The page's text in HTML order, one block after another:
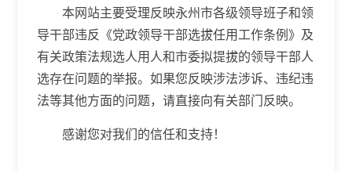
本网站主要受理反映永州市各级领导班子和领
导干部违反《党政领导干部选拔任用工作条例》及
有关政策法规选人用人和市委拟提拔的领导干部人
选存在问题的举报。如果您反映涉法涉诉、违纪违
法等其他方面的问题，请直接向有关部门反映。
感谢您对我们的信任和支持！